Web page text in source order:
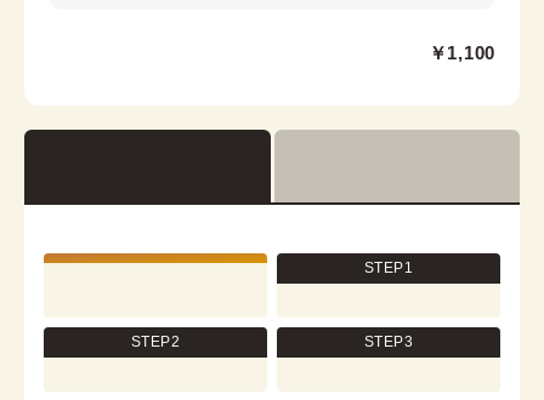
東京都台東区浅草２丁目６−７ 楽天地浅草ビル 4階
￥1,100
STEP1
STEP2 STEP3